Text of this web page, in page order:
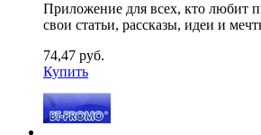
Приложение для всех, кто любит
свои статьи, рассказы, идеи и
74,47 руб.
Купить